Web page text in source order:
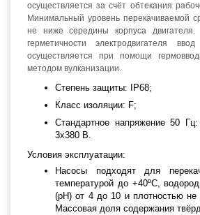
осуществляется за счёт обтекания
Минимальный уровень перекачиваемой
не ниже середины корпуса двигателя.
герметичности электродвигателя
осуществляется при помощи
методом вулканизации.
Степень защиты: IP68;
Класс изоляции: F;
Стандартное напряжение 50
3x380 В.
Условия эксплуатации:
Насосы подходят для
температурой до +40ºС,
(pH) от 4 до 10 и плотностью не
Массовая доля содержания